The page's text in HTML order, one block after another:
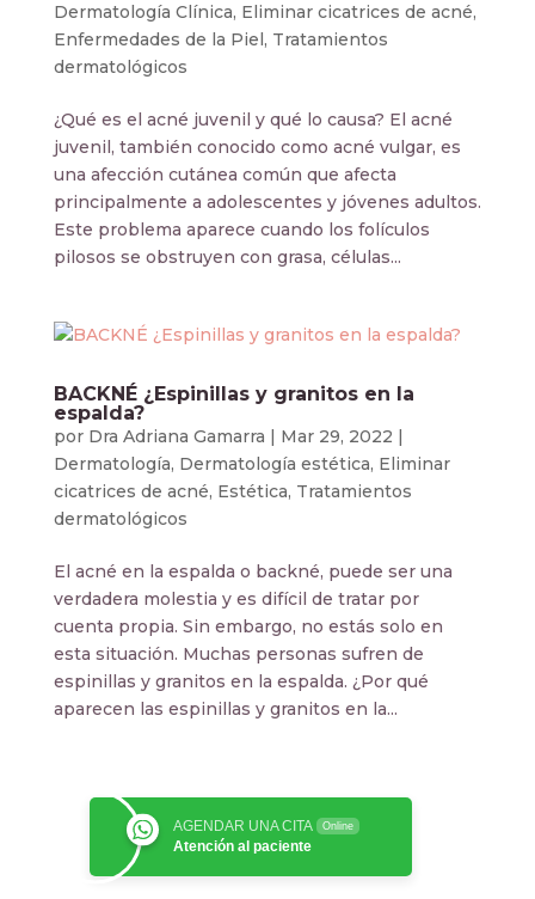
Dermatología Clínica, Eliminar cicatrices de acné,
Enfermedades de la Piel, Tratamientos
dermatológicos
¿Qué es el acné juvenil y qué lo causa? El acné
juvenil, también conocido como acné vulgar, es
una afección cutánea común que afecta
principalmente a adolescentes y jóvenes adultos.
Este problema aparece cuando los folículos
pilosos se obstruyen con grasa, células...
BACKNÉ ¿Espinillas y granitos en la
espalda?
por Dra Adriana Gamarra | Mar 29, 2022 |
Dermatología, Dermatología estética, Eliminar
cicatrices de acné, Estética, Tratamientos
dermatológicos
El acné en la espalda o backné, puede ser una
verdadera molestia y es difícil de tratar por
cuenta propia. Sin embargo, no estás solo en
esta situación. Muchas personas sufren de
espinillas y granitos en la espalda. ¿Por qué
aparecen las espinillas y granitos en la...
AGENDAR UNA CITA Online
Atención al paciente